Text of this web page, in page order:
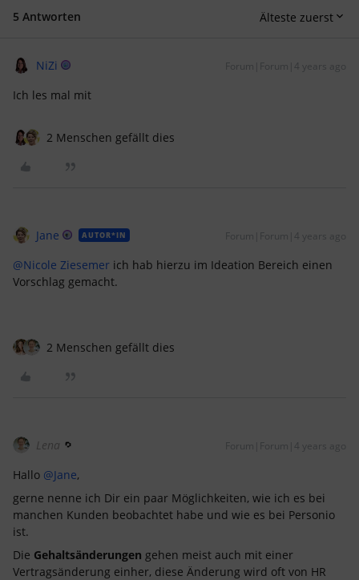
5 Antworten Älteste zuerst
NiZi Forum|Forum|4 years ago
Ich les mal mit
2 Menschen gefällt dies
Jane AUTOR*IN Forum|Forum|4 years ago
@Nicole Ziesemer ich hab hierzu im Ideation Bereich einen
Vorschlag gemacht.
2 Menschen gefällt dies
Lena Forum|Forum|4 years ago
Hallo @Jane,
gerne nenne ich Dir ein paar Möglichkeiten, wie ich es bei
manchen Kunden beobachtet habe und wie es bei Personio
ist.
Die Gehaltsänderungen gehen meist auch mit einer
Vertragsänderung einher, diese Änderung wird oft von HR